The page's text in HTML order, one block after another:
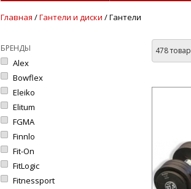
Главная /Гантели и диски / Гантели
БРЕНДЫ
Alex
Bowflex
Eleiko
Elitum
FGMA
Finnlo
Fit-On
FitLogic
Fitnessport
478